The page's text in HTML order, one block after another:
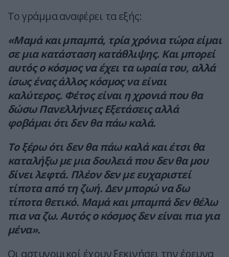
Το γράμμα αναφέρει τα εξής:
«Μαμά και μπαμπά, τρία χρόνια τώρα είμαι
σε μια κατάσταση κατάθλιψης. Και μπορεί
αυτός ο κόσμος να έχει τα ωραία του, αλλά
ίσως ένας άλλος κόσμος να είναι
καλύτερος. Φέτος είναι η χρονιά που θα
δώσω Πανελλήνιες Εξετάσεις αλλά
φοβάμαι ότι δεν θα πάω καλά.
Το ξέρω ότι δεν θα πάω καλά και έτσι θα
καταλήξω με μια δουλειά που δεν θα μου
δίνει λεφτά. Πλέον δεν με ευχαριστεί
τίποτα από τη ζωή. Δεν μπορώ να δω
τίποτα θετικό. Μαμά και μπαμπά δεν θέλω
πια να ζω. Αυτός ο κόσμος δεν είναι πια για
μένα».
Οι αστυνομικοί έχουν ξεκινήσει την έρευνα